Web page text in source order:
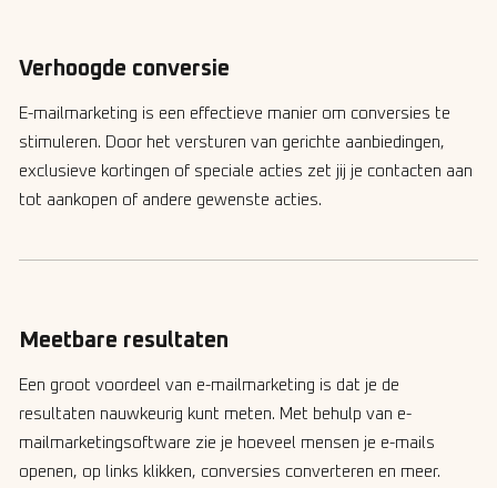
Verhoogde conversie
E-mailmarketing is een effectieve manier om conversies te
stimuleren. Door het versturen van gerichte aanbiedingen,
exclusieve kortingen of speciale acties zet jij je contacten aan
tot aankopen of andere gewenste acties.
Meetbare resultaten
Een groot voordeel van e-mailmarketing is dat je de
resultaten nauwkeurig kunt meten. Met behulp van e-
mailmarketingsoftware zie je hoeveel mensen je e-mails
openen, op links klikken, conversies converteren en meer.